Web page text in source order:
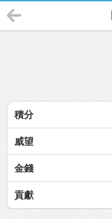
積分
威望
金錢
貢獻